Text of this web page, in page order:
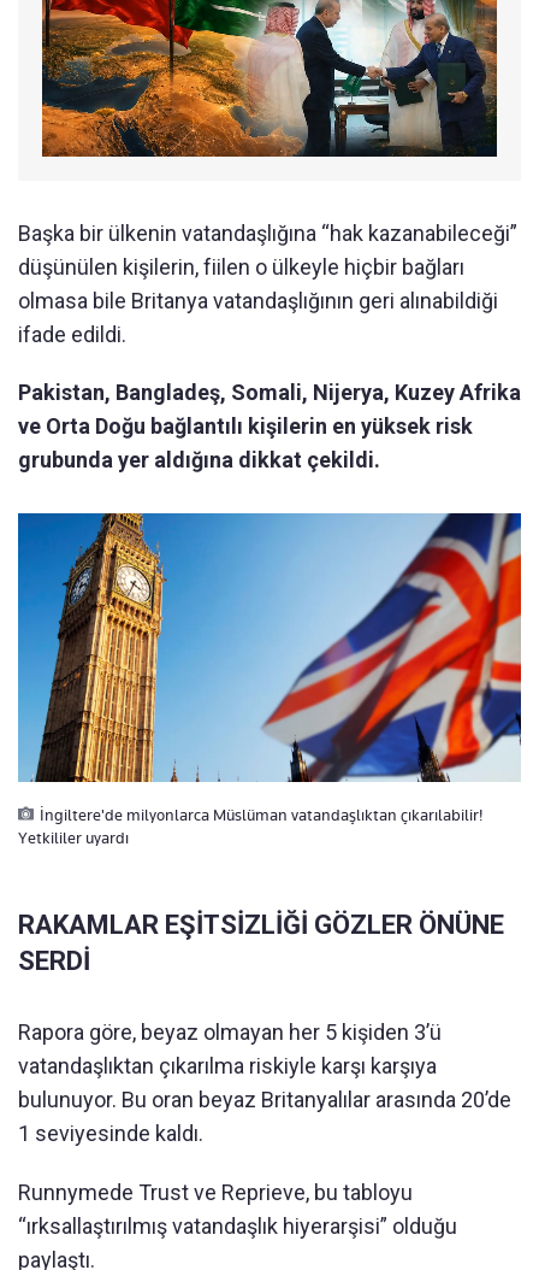
Başka bir ülkenin vatandaşlığına “hak kazanabileceği”
düşünülen kişilerin, fiilen o ülkeyle hiçbir bağları
olmasa bile Britanya vatandaşlığının geri alınabildiği
ifade edildi.
Pakistan, Bangladeş, Somali, Nijerya, Kuzey Afrika
ve Orta Doğu bağlantılı kişilerin en yüksek risk
grubunda yer aldığına dikkat çekildi.
İngiltere'de milyonlarca Müslüman vatandaşlıktan çıkarılabilir!
Yetkililer uyardı
RAKAMLAR EŞİTSİZLİĞİ GÖZLER ÖNÜNE
SERDİ
Rapora göre, beyaz olmayan her 5 kişiden 3’ü
vatandaşlıktan çıkarılma riskiyle karşı karşıya
bulunuyor. Bu oran beyaz Britanyalılar arasında 20’de
1 seviyesinde kaldı.
Runnymede Trust ve Reprieve, bu tabloyu
“ırksallaştırılmış vatandaşlık hiyerarşisi” olduğu
paylaştı.